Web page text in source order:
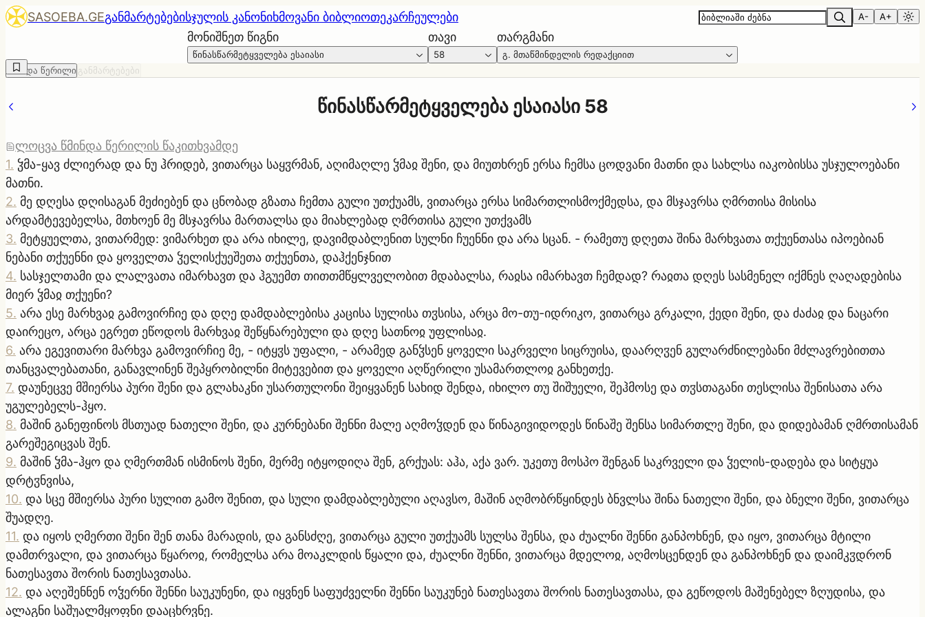
SASOEBA.GEგანმარტებებისჯულის კანონიხმოვანი ბიბლიოთეკარჩეულები A- A+
მონიშნეთ წიგნი
წინასწარმეტყველება ესაიასი
თავი
58
თარგმანი
გ. მთაწმინდელის რედაქციით
წმინდა წერილი განმარტებები
წინასწარმეტყველება ესაიასი 58
ლოცვა წმინდა წერილის წაკითხვამდე
1. ჴმა-ყავ ძლიერად და ნუ ჰრიდებ, ვითარცა საყჳრმან, აღიმაღლე ჴმაჲ შენი, და მიუთხრენ ერსა ჩემსა ცოდვანი მათნი და სახლსა იაკობისსა უსჯულოებანი
მათნი.
2. მე დღესა დღისაგან მეძიებენ და ცნობად გზათა ჩემთა გული უთქუამს, ვითარცა ერსა სიმართლისმოქმედსა, და მსჯავრსა ღმრთისა მისისა
არდამტევებელსა, მთხოენ მე მსჯავრსა მართალსა და მიახლებად ღმრთისა გული უთქვამს
3. მეტყუელთა, ვითარმედ: ვიმარხეთ და არა იხილე, დავიმდაბლენით სულნი ჩუენნი და არა სცან. - რამეთუ დღეთა შინა მარხვათა თქუენთასა იპოებიან
ნებანი თქუენნი და ყოველთა ჴელისქუეშეთა თქუენთა, დაჰქენჯნით
4. სასჯელთამი და ლალვათა იმარხავთ და ჰგუემთ თითთმწყლველობით მდაბალსა, რაჲსა იმარხავთ ჩემდად? რაჲთა დღეს სასმენელ იქმნეს ღაღადებისა
მიერ ჴმაჲ თქუენი?
5. არა ესე მარხვაჲ გამოვირჩიე და დღე დამდაბლებისა კაცისა სულისა თჳსისა, არცა მო-თუ-იდრიკო, ვითარცა გრკალი, ქედი შენი, და ძაძაჲ და ნაცარი
დაირეცო, არცა ეგრეთ ეწოდოს მარხვაჲ შეწყნარებული და დღე სათნოჲ უფლისაჲ.
6. არა ეგევითარი მარხვა გამოვირჩიე მე, - იტყჳს უფალი, - არამედ განჴსენ ყოველი საკრველი სიცრუისა, დაარღჳენ გულარძნილებანი მძლავრებითთა
თანცვალებათანი, განავლინენ შეპყრობილნი მიტევებით და ყოველი აღწერილი უსამართლოჲ განხეთქე.
7. დაუნეცვე მშიერსა პური შენი და გლახაკნი უსართულონი შეიყვანენ სახიდ შენდა, იხილო თუ შიშუელი, შეჰმოსე და თჳსთაგანი თესლისა შენისათა არა
უგულებელს-ჰყო.
8. მაშინ განეფინოს მსთუად ნათელი შენი, და კურნებანი შენნი მალე აღმოჴდენ და წინაგივიდოდეს წინაშე შენსა სიმართლე შენი, და დიდებამან ღმრთისამან
გარეშეგიცვას შენ.
9. მაშინ ჴმა-ჰყო და ღმერთმან ისმინოს შენი, მერმე იტყოდიღა შენ, გრქუას: აჰა, აქა ვარ. უკეთუ მოსპო შენგან საკრველი და ჴელის-დადება და სიტყუა
დრტჳნვისა,
10. და სცე მშიერსა პური სულით გამო შენით, და სული დამდაბლებული აღავსო, მაშინ აღმობრწყინდეს ბნვლსა შინა ნათელი შენი, და ბნელი შენი, ვითარცა
შუადღე.
11. და იყოს ღმერთი შენი შენ თანა მარადის, და განსძღე, ვითარცა გული უთქუამს სულსა შენსა, და ძუალნი შენნი განპოხნენ, და იყო, ვითარცა მტილი
დამთრვალი, და ვითარცა წყაროჲ, რომელსა არა მოაკლდის წყალი და, ძუალნი შენნი, ვითარცა მდელოჲ, აღმოსცენდენ და განპოხნენ და დაიმკჳდრონ
ნათესავთა შორის ნათესავთასა.
12. და აღეშენნენ ოჴერნი შენნი საუკუნენი, და იყვნენ საფუძველნი შენნი საუკუნებ ნათესავთა შორის ნათესავთასა, და გეწოდოს მაშენებელ ზღუდისა, და
ალაგნი საშუალმყოფნი დააცხრვნე.